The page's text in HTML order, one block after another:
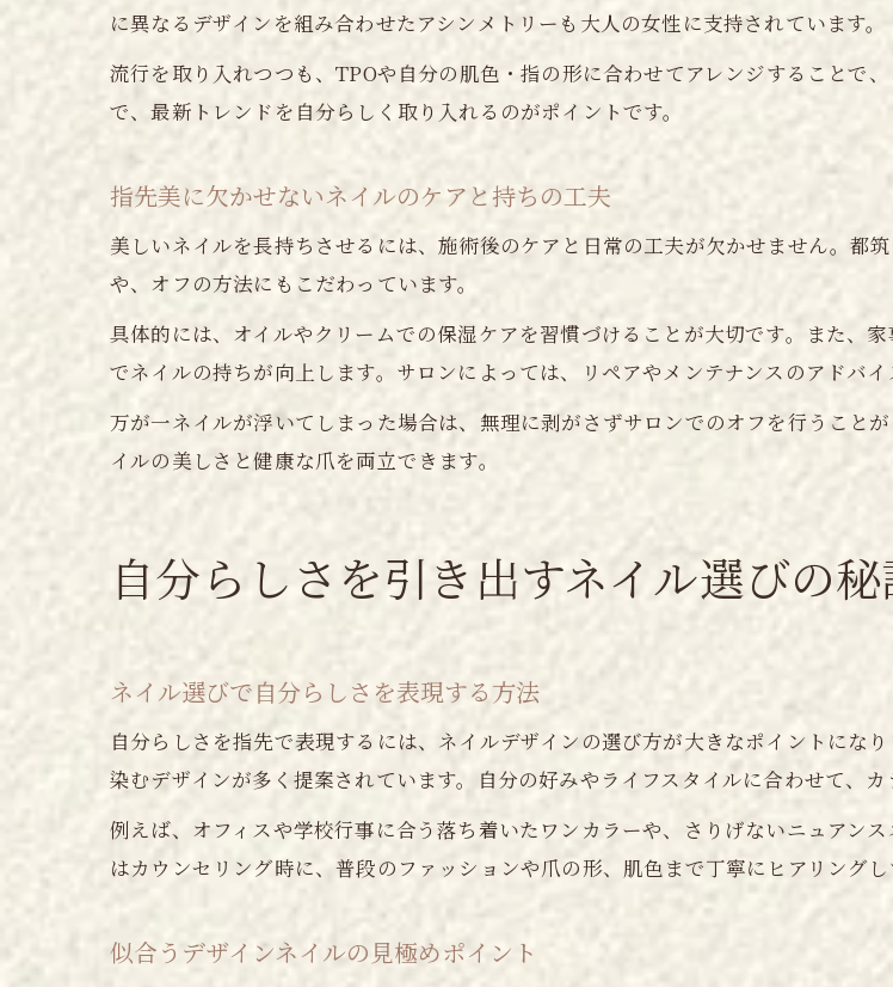
に異なるデザインを組み合わせたアシンメトリーも大人の女性に支持されています。
流行を取り入れつつも、TPOや自分の肌色・指の形に合わせてアレンジすることで
で、最新トレンドを自分らしく取り入れるのがポイントです。
指先美に欠かせないネイルのケアと持ちの工夫
美しいネイルを長持ちさせるには、施術後のケアと日常の工夫が欠かせません。都
や、オフの方法にもこだわっています。
具体的には、オイルやクリームでの保湿ケアを習慣づけることが大切です。また、
でネイルの持ちが向上します。サロンによっては、リペアやメンテナンスのアドバ
万が一ネイルが浮いてしまった場合は、無理に剥がさずサロンでのオフを行うこと
イルの美しさと健康な爪を両立できます。
自分らしさを引き出すネイル選びの秘
ネイル選びで自分らしさを表現する方法
自分らしさを指先で表現するには、ネイルデザインの選び方が大きなポイントにな
染むデザインが多く提案されています。自分の好みやライフスタイルに合わせて、
例えば、オフィスや学校行事に合う落ち着いたワンカラーや、さりげないニュアン
はカウンセリング時に、普段のファッションや爪の形、肌色まで丁寧にヒアリング
似合うデザインネイルの見極めポイント